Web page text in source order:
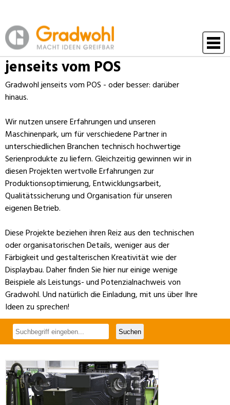
jenseits vom POS
Gradwohl jenseits vom POS - oder besser: darüber
hinaus.
Wir nutzen unsere Erfahrungen und unseren
Maschinenpark, um für verschiedene Partner in
unterschiedlichen Branchen technisch hochwertige
Serienprodukte zu liefern. Gleichzeitig gewinnen wir in
diesen Projekten wertvolle Erfahrungen zur
Produktionsoptimierung, Entwicklungsarbeit,
Qualitätssicherung und Organisation für unseren
eigenen Betrieb.
Diese Projekte beziehen ihren Reiz aus den technischen
oder organisatorischen Details, weniger aus der
Färbigkeit und gestalterischen Kreativität wie der
Displaybau. Daher finden Sie hier nur einige wenige
Beispiele als Leistungs- und Potenzialnachweis von
Gradwohl. Und natürlich die Einladung, mit uns über Ihre
Ideen zu sprechen!